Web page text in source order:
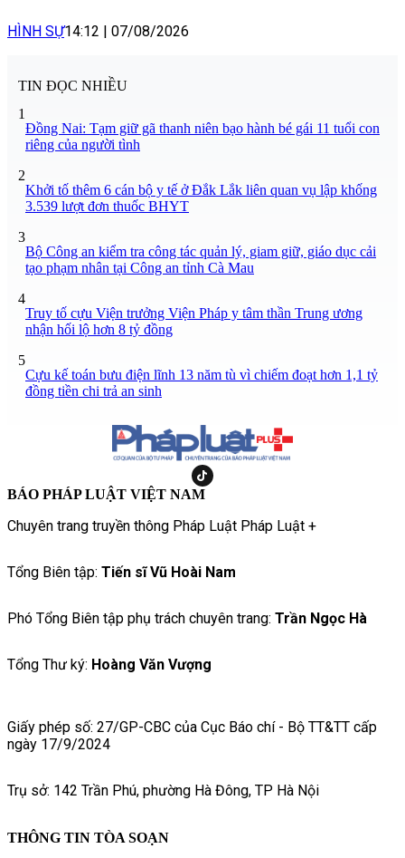
HÌNH SỰ14:12 | 07/08/2026
TIN ĐỌC NHIỀU
1
Đồng Nai: Tạm giữ gã thanh niên bạo hành bé gái 11 tuổi con
riêng của người tình
2
Khởi tố thêm 6 cán bộ y tế ở Đắk Lắk liên quan vụ lập khống
3.539 lượt đơn thuốc BHYT
3
Bộ Công an kiểm tra công tác quản lý, giam giữ, giáo dục cải
tạo phạm nhân tại Công an tỉnh Cà Mau
4
Truy tố cựu Viện trưởng Viện Pháp y tâm thần Trung ương
nhận hối lộ hơn 8 tỷ đồng
5
Cựu kế toán bưu điện lĩnh 13 năm tù vì chiếm đoạt hơn 1,1 tỷ
đồng tiền chi trả an sinh
BÁO PHÁP LUẬT VIỆT NAM
Chuyên trang truyền thông Pháp Luật Pháp Luật +
Tổng Biên tập: Tiến sĩ Vũ Hoài Nam
Phó Tổng Biên tập phụ trách chuyên trang: Trần Ngọc Hà
Tổng Thư ký: Hoàng Văn Vượng
Giấy phép số: 27/GP-CBC của Cục Báo chí - Bộ TT&TT cấp
ngày 17/9/2024
Trụ sở: 142 Trần Phú, phường Hà Đông, TP Hà Nội
THÔNG TIN TÒA SOẠN